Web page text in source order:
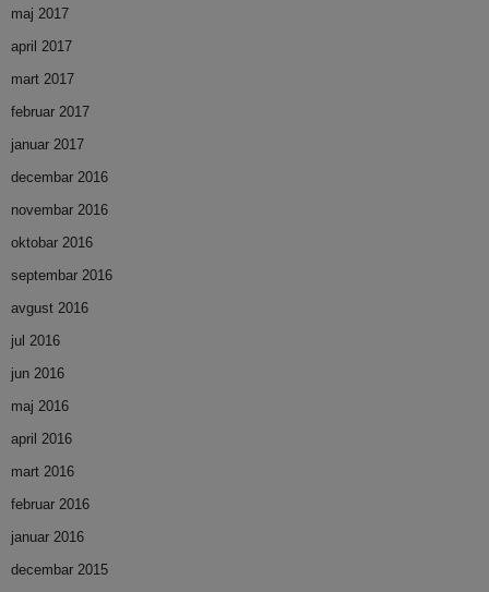
maj 2017
april 2017
mart 2017
februar 2017
januar 2017
decembar 2016
novembar 2016
oktobar 2016
septembar 2016
avgust 2016
jul 2016
jun 2016
maj 2016
april 2016
mart 2016
februar 2016
januar 2016
decembar 2015